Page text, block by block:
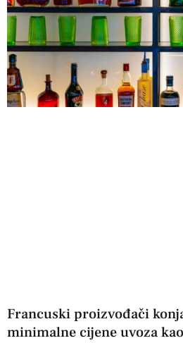
Francuski proizvođači
minimalne cijene uvoza